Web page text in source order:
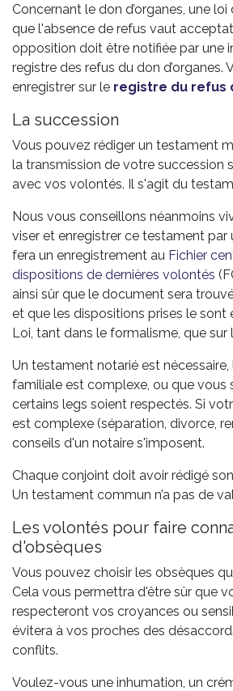
Concernant le don d’organes, une
que l'absence de refus vaut
opposition doit être notifiée par une
registre des refus du don d’organes.
enregistrer sur le registre du refus
La succession
Vous pouvez rédiger un testament
la transmission de votre succession
avec vos volontés. Il s'agit du
Nous vous conseillons néanmoins
viser et enregistrer ce testament par
fera un enregistrement au Fichier
dispositions de dernières volontés
ainsi sûr que le document sera
et que les dispositions prises le sont
Loi, tant dans le formalisme, que sur
Un testament notarié est
familiale est complexe, ou que vous
certains legs soient respectés. Si
est complexe (séparation, divorce,
conseils d'un notaire s'imposent.
Chaque conjoint doit avoir rédigé
Un testament commun n’a pas de
Les volontés pour faire
d'obsèques
Vous pouvez choisir les obsèques
Cela vous permettra d'être sûr que
respecteront vos croyances ou
évitera à vos proches des
conflits.
Voulez-vous une inhumation, un